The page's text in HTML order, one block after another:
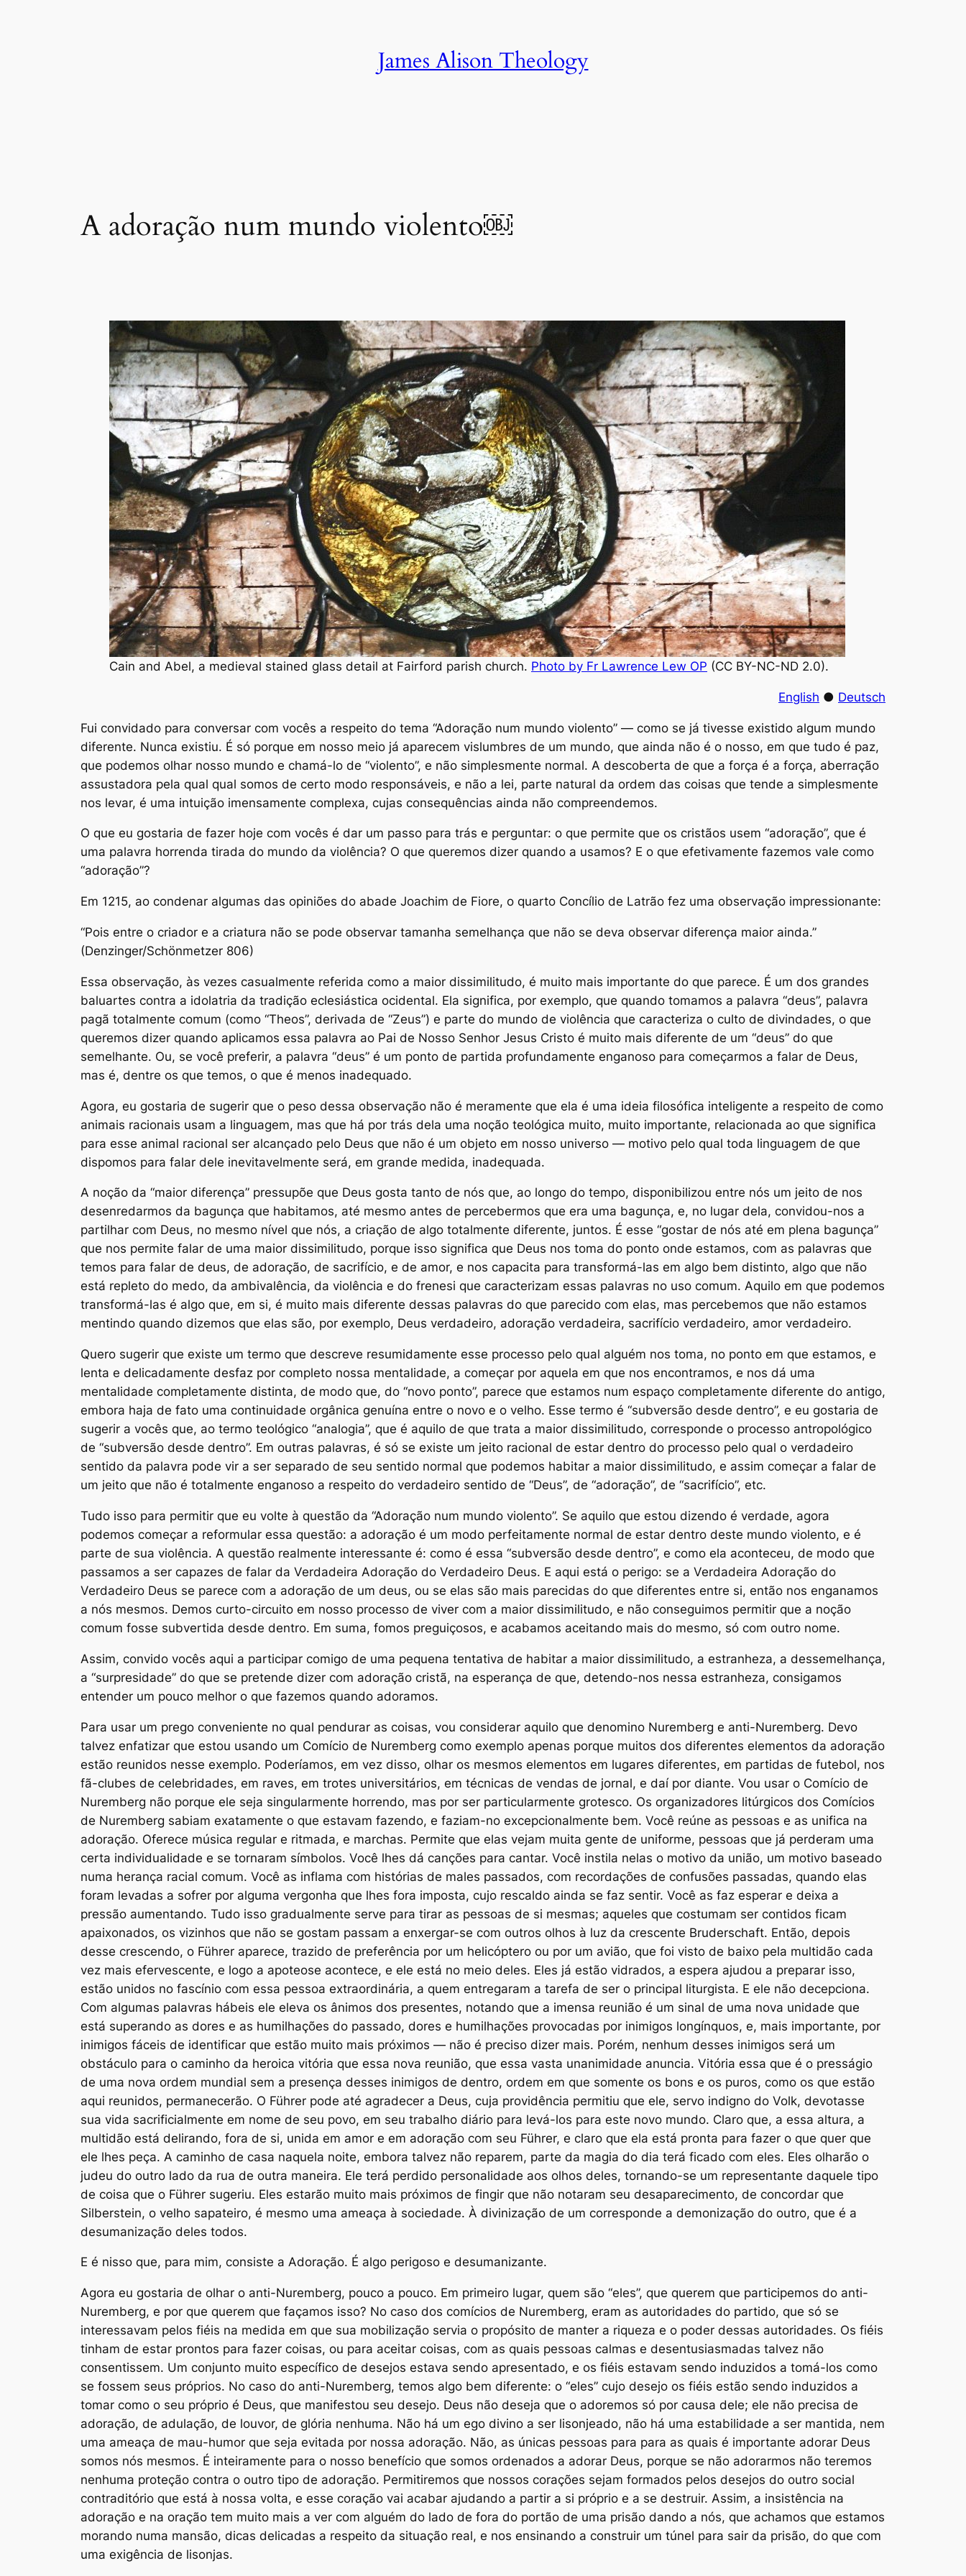
James Alison Theology
A adoração num mundo violento￼
Cain and Abel, a medieval stained glass detail at Fairford parish church. Photo by Fr Lawrence Lew OP (CC BY-NC-ND 2.0).
English ● Deutsch
Fui convidado para conversar com vocês a respeito do tema “Adoração num mundo violento” — como se já tivesse existido algum mundo
diferente. Nunca existiu. É só porque em nosso meio já aparecem vislumbres de um mundo, que ainda não é o nosso, em que tudo é paz,
que podemos olhar nosso mundo e chamá-lo de “violento”, e não simplesmente normal. A descoberta de que a força é a força, aberração
assustadora pela qual qual somos de certo modo responsáveis, e não a lei, parte natural da ordem das coisas que tende a simplesmente
nos levar, é uma intuição imensamente complexa, cujas consequências ainda não compreendemos.
O que eu gostaria de fazer hoje com vocês é dar um passo para trás e perguntar: o que permite que os cristãos usem “adoração”, que é
uma palavra horrenda tirada do mundo da violência? O que queremos dizer quando a usamos? E o que efetivamente fazemos vale como
“adoração”?
Em 1215, ao condenar algumas das opiniões do abade Joachim de Fiore, o quarto Concílio de Latrão fez uma observação impressionante:
“Pois entre o criador e a criatura não se pode observar tamanha semelhança que não se deva observar diferença maior ainda.”
(Denzinger/Schönmetzer 806)
Essa observação, às vezes casualmente referida como a maior dissimilitudo, é muito mais importante do que parece. É um dos grandes
baluartes contra a idolatria da tradição eclesiástica ocidental. Ela significa, por exemplo, que quando tomamos a palavra “deus”, palavra
pagã totalmente comum (como “Theos”, derivada de “Zeus”) e parte do mundo de violência que caracteriza o culto de divindades, o que
queremos dizer quando aplicamos essa palavra ao Pai de Nosso Senhor Jesus Cristo é muito mais diferente de um “deus” do que
semelhante. Ou, se você preferir, a palavra “deus” é um ponto de partida profundamente enganoso para começarmos a falar de Deus,
mas é, dentre os que temos, o que é menos inadequado.
Agora, eu gostaria de sugerir que o peso dessa observação não é meramente que ela é uma ideia filosófica inteligente a respeito de como
animais racionais usam a linguagem, mas que há por trás dela uma noção teológica muito, muito importante, relacionada ao que significa
para esse animal racional ser alcançado pelo Deus que não é um objeto em nosso universo — motivo pelo qual toda linguagem de que
dispomos para falar dele inevitavelmente será, em grande medida, inadequada.
A noção da “maior diferença” pressupõe que Deus gosta tanto de nós que, ao longo do tempo, disponibilizou entre nós um jeito de nos
desenredarmos da bagunça que habitamos, até mesmo antes de percebermos que era uma bagunça, e, no lugar dela, convidou-nos a
partilhar com Deus, no mesmo nível que nós, a criação de algo totalmente diferente, juntos. É esse “gostar de nós até em plena bagunça”
que nos permite falar de uma maior dissimilitudo, porque isso significa que Deus nos toma do ponto onde estamos, com as palavras que
temos para falar de deus, de adoração, de sacrifício, e de amor, e nos capacita para transformá-las em algo bem distinto, algo que não
está repleto do medo, da ambivalência, da violência e do frenesi que caracterizam essas palavras no uso comum. Aquilo em que podemos
transformá-las é algo que, em si, é muito mais diferente dessas palavras do que parecido com elas, mas percebemos que não estamos
mentindo quando dizemos que elas são, por exemplo, Deus verdadeiro, adoração verdadeira, sacrifício verdadeiro, amor verdadeiro.
Quero sugerir que existe um termo que descreve resumidamente esse processo pelo qual alguém nos toma, no ponto em que estamos, e
lenta e delicadamente desfaz por completo nossa mentalidade, a começar por aquela em que nos encontramos, e nos dá uma
mentalidade completamente distinta, de modo que, do “novo ponto”, parece que estamos num espaço completamente diferente do antigo,
embora haja de fato uma continuidade orgânica genuína entre o novo e o velho. Esse termo é “subversão desde dentro”, e eu gostaria de
sugerir a vocês que, ao termo teológico “analogia”, que é aquilo de que trata a maior dissimilitudo, corresponde o processo antropológico
de “subversão desde dentro”. Em outras palavras, é só se existe um jeito racional de estar dentro do processo pelo qual o verdadeiro
sentido da palavra pode vir a ser separado de seu sentido normal que podemos habitar a maior dissimilitudo, e assim começar a falar de
um jeito que não é totalmente enganoso a respeito do verdadeiro sentido de “Deus”, de “adoração”, de “sacrifício”, etc.
Tudo isso para permitir que eu volte à questão da “Adoração num mundo violento”. Se aquilo que estou dizendo é verdade, agora
podemos começar a reformular essa questão: a adoração é um modo perfeitamente normal de estar dentro deste mundo violento, e é
parte de sua violência. A questão realmente interessante é: como é essa “subversão desde dentro”, e como ela aconteceu, de modo que
passamos a ser capazes de falar da Verdadeira Adoração do Verdadeiro Deus. E aqui está o perigo: se a Verdadeira Adoração do
Verdadeiro Deus se parece com a adoração de um deus, ou se elas são mais parecidas do que diferentes entre si, então nos enganamos
a nós mesmos. Demos curto-circuito em nosso processo de viver com a maior dissimilitudo, e não conseguimos permitir que a noção
comum fosse subvertida desde dentro. Em suma, fomos preguiçosos, e acabamos aceitando mais do mesmo, só com outro nome.
Assim, convido vocês aqui a participar comigo de uma pequena tentativa de habitar a maior dissimilitudo, a estranheza, a dessemelhança,
a “surpresidade” do que se pretende dizer com adoração cristã, na esperança de que, detendo-nos nessa estranheza, consigamos
entender um pouco melhor o que fazemos quando adoramos.
Para usar um prego conveniente no qual pendurar as coisas, vou considerar aquilo que denomino Nuremberg e anti-Nuremberg. Devo
talvez enfatizar que estou usando um Comício de Nuremberg como exemplo apenas porque muitos dos diferentes elementos da adoração
estão reunidos nesse exemplo. Poderíamos, em vez disso, olhar os mesmos elementos em lugares diferentes, em partidas de futebol, nos
fã-clubes de celebridades, em raves, em trotes universitários, em técnicas de vendas de jornal, e daí por diante. Vou usar o Comício de
Nuremberg não porque ele seja singularmente horrendo, mas por ser particularmente grotesco. Os organizadores litúrgicos dos Comícios
de Nuremberg sabiam exatamente o que estavam fazendo, e faziam-no excepcionalmente bem. Você reúne as pessoas e as unifica na
adoração. Oferece música regular e ritmada, e marchas. Permite que elas vejam muita gente de uniforme, pessoas que já perderam uma
certa individualidade e se tornaram símbolos. Você lhes dá canções para cantar. Você instila nelas o motivo da união, um motivo baseado
numa herança racial comum. Você as inflama com histórias de males passados, com recordações de confusões passadas, quando elas
foram levadas a sofrer por alguma vergonha que lhes fora imposta, cujo rescaldo ainda se faz sentir. Você as faz esperar e deixa a
pressão aumentando. Tudo isso gradualmente serve para tirar as pessoas de si mesmas; aqueles que costumam ser contidos ficam
apaixonados, os vizinhos que não se gostam passam a enxergar-se com outros olhos à luz da crescente Bruderschaft. Então, depois
desse crescendo, o Führer aparece, trazido de preferência por um helicóptero ou por um avião, que foi visto de baixo pela multidão cada
vez mais efervescente, e logo a apoteose acontece, e ele está no meio deles. Eles já estão vidrados, a espera ajudou a preparar isso,
estão unidos no fascínio com essa pessoa extraordinária, a quem entregaram a tarefa de ser o principal liturgista. E ele não decepciona.
Com algumas palavras hábeis ele eleva os ânimos dos presentes, notando que a imensa reunião é um sinal de uma nova unidade que
está superando as dores e as humilhações do passado, dores e humilhações provocadas por inimigos longínquos, e, mais importante, por
inimigos fáceis de identificar que estão muito mais próximos — não é preciso dizer mais. Porém, nenhum desses inimigos será um
obstáculo para o caminho da heroica vitória que essa nova reunião, que essa vasta unanimidade anuncia. Vitória essa que é o presságio
de uma nova ordem mundial sem a presença desses inimigos de dentro, ordem em que somente os bons e os puros, como os que estão
aqui reunidos, permanecerão. O Führer pode até agradecer a Deus, cuja providência permitiu que ele, servo indigno do Volk, devotasse
sua vida sacrificialmente em nome de seu povo, em seu trabalho diário para levá-los para este novo mundo. Claro que, a essa altura, a
multidão está delirando, fora de si, unida em amor e em adoração com seu Führer, e claro que ela está pronta para fazer o que quer que
ele lhes peça. A caminho de casa naquela noite, embora talvez não reparem, parte da magia do dia terá ficado com eles. Eles olharão o
judeu do outro lado da rua de outra maneira. Ele terá perdido personalidade aos olhos deles, tornando-se um representante daquele tipo
de coisa que o Führer sugeriu. Eles estarão muito mais próximos de fingir que não notaram seu desaparecimento, de concordar que
Silberstein, o velho sapateiro, é mesmo uma ameaça à sociedade. À divinização de um corresponde a demonização do outro, que é a
desumanização deles todos.
E é nisso que, para mim, consiste a Adoração. É algo perigoso e desumanizante.
Agora eu gostaria de olhar o anti-Nuremberg, pouco a pouco. Em primeiro lugar, quem são “eles”, que querem que participemos do anti-
Nuremberg, e por que querem que façamos isso? No caso dos comícios de Nuremberg, eram as autoridades do partido, que só se
interessavam pelos fiéis na medida em que sua mobilização servia o propósito de manter a riqueza e o poder dessas autoridades. Os fiéis
tinham de estar prontos para fazer coisas, ou para aceitar coisas, com as quais pessoas calmas e desentusiasmadas talvez não
consentissem. Um conjunto muito específico de desejos estava sendo apresentado, e os fiéis estavam sendo induzidos a tomá-los como
se fossem seus próprios. No caso do anti-Nuremberg, temos algo bem diferente: o “eles” cujo desejo os fiéis estão sendo induzidos a
tomar como o seu próprio é Deus, que manifestou seu desejo. Deus não deseja que o adoremos só por causa dele; ele não precisa de
adoração, de adulação, de louvor, de glória nenhuma. Não há um ego divino a ser lisonjeado, não há uma estabilidade a ser mantida, nem
uma ameaça de mau-humor que seja evitada por nossa adoração. Não, as únicas pessoas para para as quais é importante adorar Deus
somos nós mesmos. É inteiramente para o nosso benefício que somos ordenados a adorar Deus, porque se não adorarmos não teremos
nenhuma proteção contra o outro tipo de adoração. Permitiremos que nossos corações sejam formados pelos desejos do outro social
contraditório que está à nossa volta, e esse coração vai acabar ajudando a partir a si próprio e a se destruir. Assim, a insistência na
adoração e na oração tem muito mais a ver com alguém do lado de fora do portão de uma prisão dando a nós, que achamos que estamos
morando numa mansão, dicas delicadas a respeito da situação real, e nos ensinando a construir um túnel para sair da prisão, do que com
uma exigência de lisonjas.